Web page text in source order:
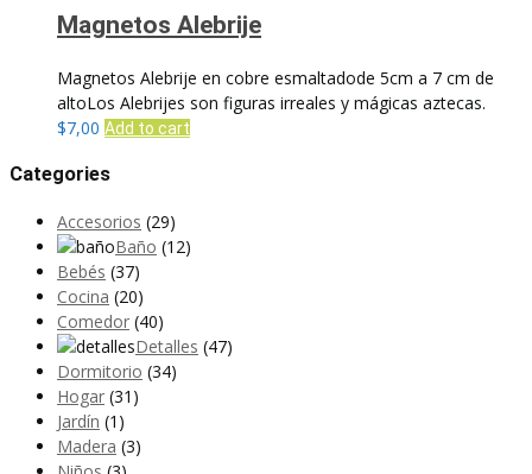
Magnetos Alebrije
Magnetos Alebrije en cobre esmaltadode 5cm a 7 cm de
altoLos Alebrijes son figuras irreales y mágicas aztecas.
$7,00 Add to cart
Categories
Accesorios (29)
Baño (12)
Bebés (37)
Cocina (20)
Comedor (40)
Detalles (47)
Dormitorio (34)
Hogar (31)
Jardín (1)
Madera (3)